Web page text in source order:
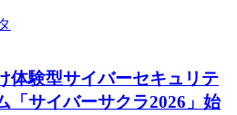
体験型サイバーセキュリテ
「サイバーサクラ2026」始